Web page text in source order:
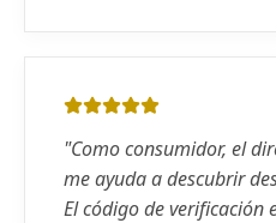
"Como consumidor, el
me ayuda a descubrir
El código de verificación